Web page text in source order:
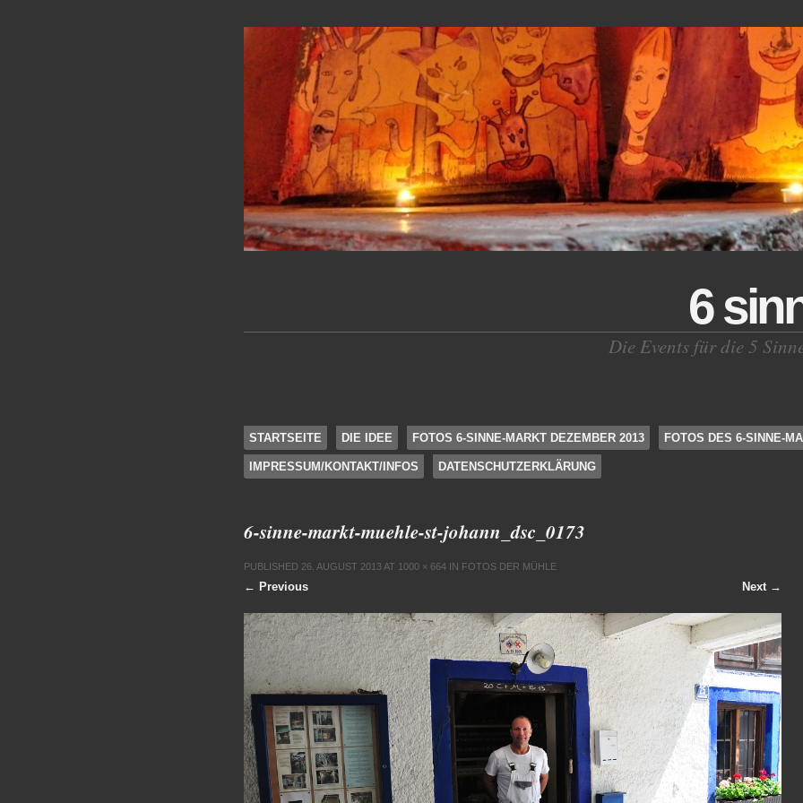
6
Die Events für die 5
Menu
SKIP TO CONTENT
STARTSEITE DIE IDEE FOTOS 6-SINNE-MARKT DEZEMBER 2013 FOTOS DES 6-SINNE-
IMPRESSUM/KONTAKT/INFOS DATENSCHUTZERKLÄRUNG
6-sinne-markt-muehle-st-johann_dsc_0173
PUBLISHED 26. AUGUST 2013 AT 1000 × 664 IN FOTOS DER MÜHLE
← Previous Next →